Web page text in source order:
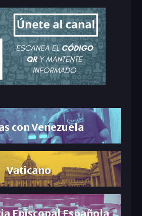
con Venezuela
Vaticano
Episcopal Española